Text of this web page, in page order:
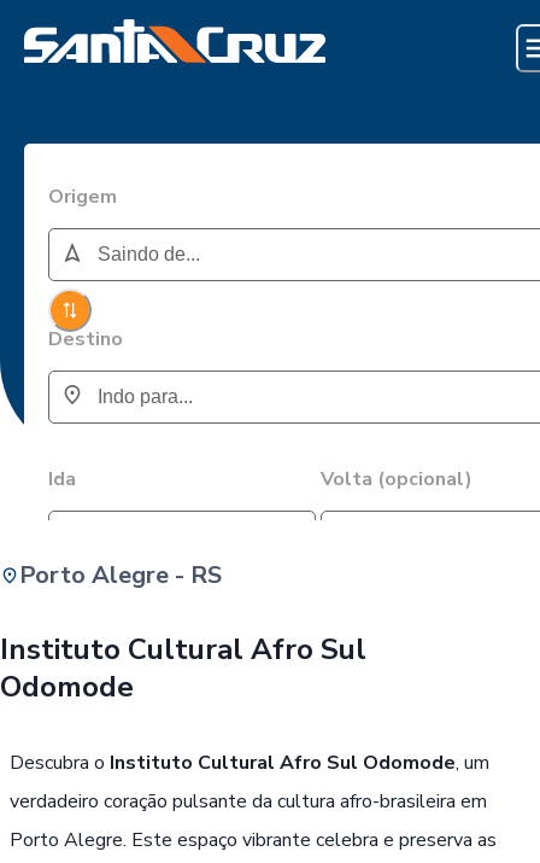
Origem
Destino
Ida Volta (opcional)
Porto Alegre - RS
Instituto Cultural Afro Sul
Odomode
Descubra o Instituto Cultural Afro Sul Odomode, um
verdadeiro coração pulsante da cultura afro-brasileira em
Porto Alegre. Este espaço vibrante celebra e preserva as